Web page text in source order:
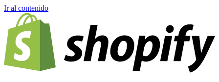
Ir al contenido